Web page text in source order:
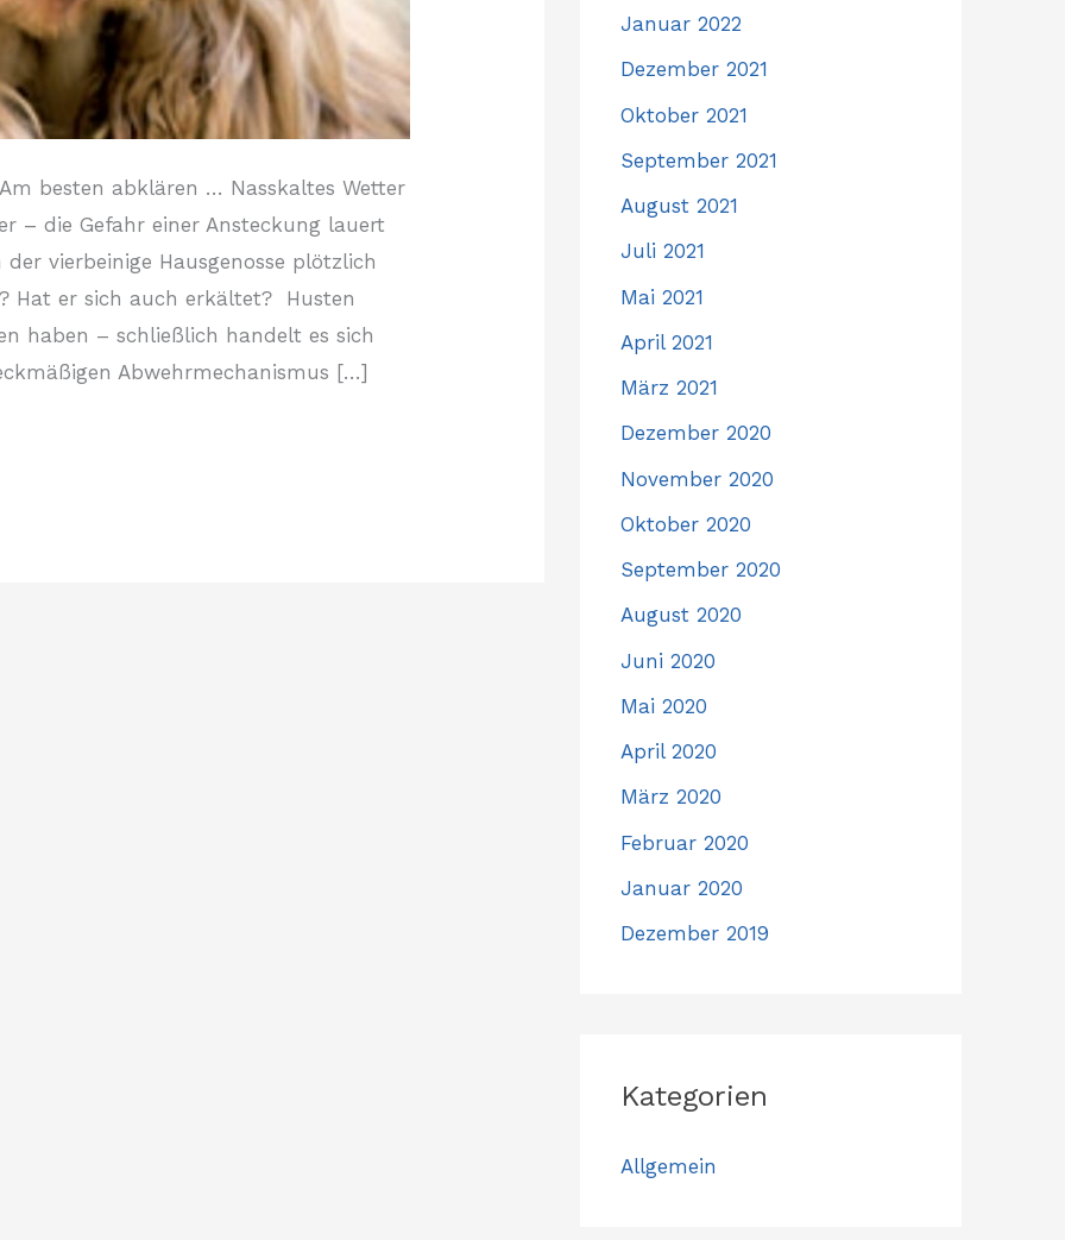
besten abklären … Nasskaltes Wetter
– die Gefahr einer Ansteckung lauert
vierbeinige Hausgenosse plötzlich
Hat er sich auch erkältet? Husten
haben – schließlich handelt es sich
Abwehrmechanismus […]
Januar 2022
Dezember 2021
Oktober 2021
September 2021
August 2021
Juli 2021
Mai 2021
April 2021
März 2021
Dezember 2020
November 2020
Oktober 2020
September 2020
August 2020
Juni 2020
Mai 2020
April 2020
März 2020
Februar 2020
Januar 2020
Dezember 2019
Kategorien
Allgemein